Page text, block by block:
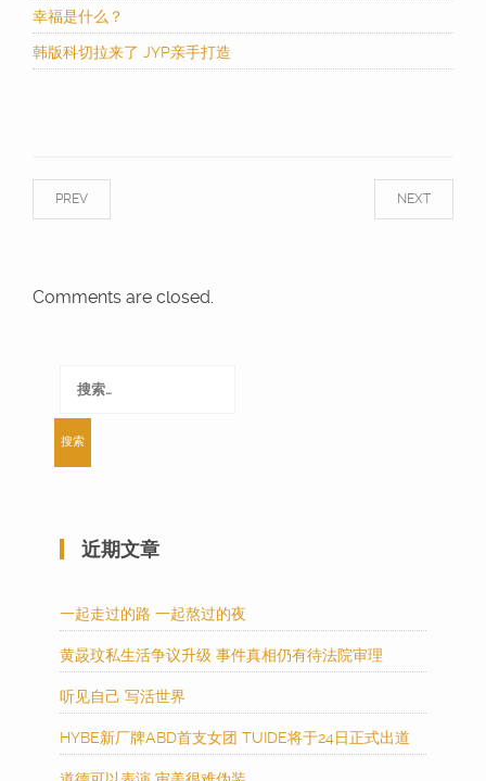
幸福是什么？
韩版科切拉来了 JYP亲手打造
NEXT
PREV
Comments are closed.
索：
近期文章
一起走过的路 一起熬过的夜
黄晸玟私生活争议升级 事件真相仍有待法院审理
听见自己 写活世界
HYBE新厂牌ABD首支女团 TUIDE将于24日正式出道